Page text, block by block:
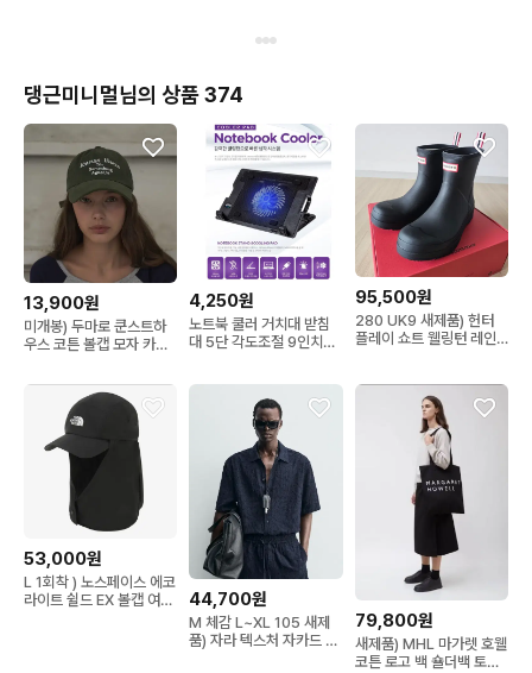
댕근미니멀님의 상품 374
13,900원
미개봉) 두마로 쿤스트하
우스 코튼 볼캡 모자 카키
4,250원
노트북 쿨러 거치대 받침
대 5단 각도조절 9인치
95,500원
280 UK9 새제품) 헌터
플레이 쇼트 웰링턴 레인
53,000원
L 1회착 ) 노스페이스 에코
라이트 쉴드 EX 볼캡 여름
44,700원
M 체감 L~XL 105 새제
품) 자라 텍스처 자카드 셔
79,800원
새제품) MHL 마가렛 호웰
코튼 로고 백 숄더백 토트